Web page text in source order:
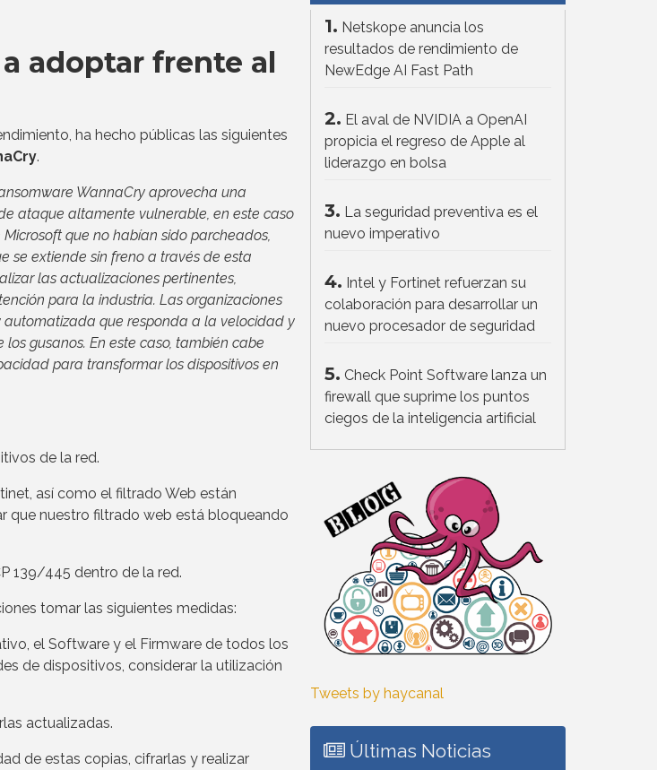
adoptar frente al
ha hecho públicas las siguientes
.
WannaCry aprovecha una
ataque altamente vulnerable, en este caso
que no habían sido parcheados,
se extiende sin freno a través de esta
las actualizaciones pertinentes,
para la industria. Las organizaciones
que responda a la velocidad y
gusanos. En este caso, también cabe
para transformar los dispositivos en
de la red.
así como el filtrado Web están
que nuestro filtrado web está bloqueando
139/445 dentro de la red.
tomar las siguientes medidas:
el Software y el Firmware de todos los
de dispositivos, considerar la utilización
actualizadas.
de estas copias, cifrarlas y realizar
1. Netskope anuncia los
resultados de rendimiento de
NewEdge AI Fast Path
2. El aval de NVIDIA a OpenAI
propicia el regreso de Apple al
liderazgo en bolsa
3. La seguridad preventiva es el
nuevo imperativo
4. Intel y Fortinet refuerzan su
colaboración para desarrollar un
nuevo procesador de seguridad
5. Check Point Software lanza un
firewall que suprime los puntos
ciegos de la inteligencia artificial
Tweets by haycanal
Últimas Noticias